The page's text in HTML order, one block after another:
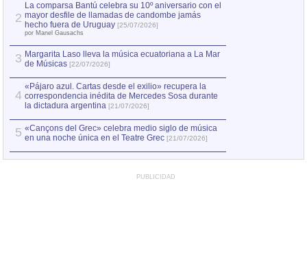
2
La comparsa Bantú celebra su 10º aniversario con el
mayor desfile de llamadas de candombe jamás
hecho fuera de Uruguay [25/07/2026]
por Manel Gausachs
3 Margarita Laso lleva la música ecuatoriana a La Mar
de Músicas [22/07/2026]
4
«Pájaro azul. Cartas desde el exilio» recupera la
correspondencia inédita de Mercedes Sosa durante
la dictadura argentina [21/07/2026]
5 «Cançons del Grec» celebra medio siglo de música
en una noche única en el Teatre Grec [21/07/2026]
PUBLICIDAD